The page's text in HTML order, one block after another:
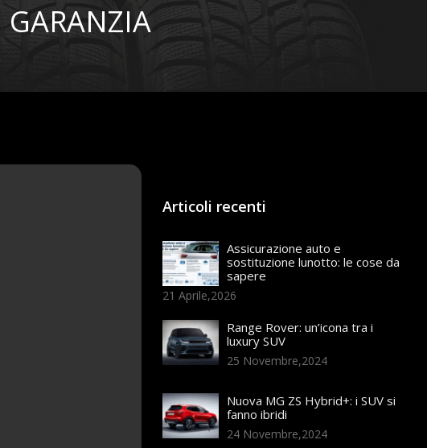
Articoli recenti
Assicurazione auto e
sostituzione lunotto: le cose da
sapere
21 Aprile,2026
Range Rover: un’icona tra i
luxury SUV
25 Novembre,2024
Nuova MG ZS Hybrid+: i SUV si
fanno ibridi
24 Novembre,2024